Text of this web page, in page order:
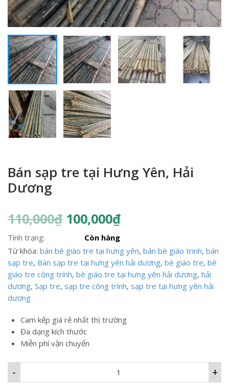
Bán sạp tre tại Hưng Yên, Hải
Dương
110,000₫ 100,000₫
Tình trạng:
Còn hàng
Từ khóa: bán bè giáo tre tại hưng yên, bán bè giáo trinh, bán
sạp tre, Bán sạp tre tại hưng yên hải dương, bè giáo tre, bè
giáo tre công trình, bè giáo tre tại hưng yên hải dương, hải
dương, Sạp tre, sạp tre công trình, sạp tre tại hưng yên hải
dương
Cam kếp giá rẻ nhất thị trường
Đa dạng kích thước
Miễn phí vận chuyển
+
-